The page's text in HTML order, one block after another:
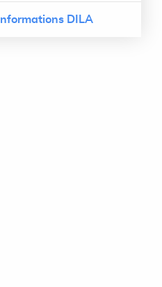
Informations DILA